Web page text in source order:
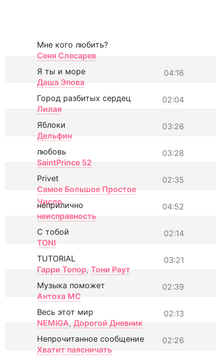
Мне кого любить?
Сеня Слесарев
04:16
Я ты и море
Даша Эпова
02:04
Город разбитых сердец
Лилая
03:26
Яблоки
Дельфин
03:28
любовь
SaintPrince 52
02:35
Privet
Самое Большое Простое
Число
04:52
неприлично
неисправность
02:14
С тобой
TONI
03:21
TUTORIAL
Гарри Топор, Тони Раут
02:39
Музыка поможет
Антоха МС
02:13
Весь этот мир
NEMIGA, Дорогой Дневник
02:26
Непрочитанное сообщение
Хватит паясничать